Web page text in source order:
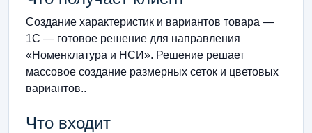
Создание характеристик и вариантов товара —
1С — готовое решение для направления
«Номенклатура и НСИ». Решение решает
массовое создание размерных сеток и цветовых
вариантов..
Что входит